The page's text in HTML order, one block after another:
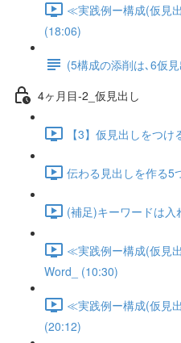
≪実践例ー構成(仮見
(18:06)
(5構成の添削は､6仮
4ヶ月目-2_仮見出し
【3】仮見出しをつけ
伝わる見出しを作る5
(補足)キーワードは
≪実践例ー構成(仮見
Word_ (10:30)
≪実践例ー構成(仮見
(20:12)